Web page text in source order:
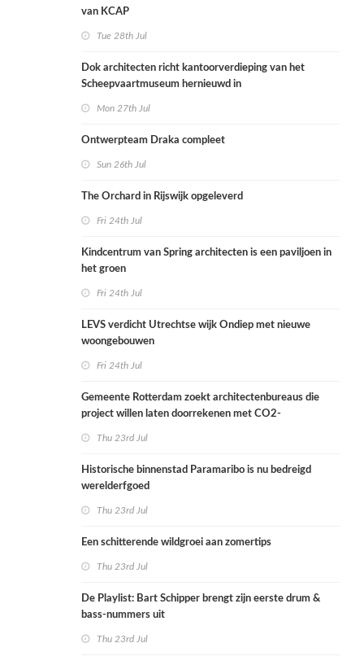
van KCAP
Tue 28th Jul
Dok architecten richt kantoorverdieping van het
Scheepvaartmuseum hernieuwd in
Mon 27th Jul
Ontwerpteam Draka compleet
Sun 26th Jul
The Orchard in Rijswijk opgeleverd
Fri 24th Jul
Kindcentrum van Spring architecten is een paviljoen in
het groen
Fri 24th Jul
LEVS verdicht Utrechtse wijk Ondiep met nieuwe
woongebouwen
Fri 24th Jul
Gemeente Rotterdam zoekt architectenbureaus die
project willen laten doorrekenen met CO2-
Thu 23rd Jul
Historische binnenstad Paramaribo is nu bedreigd
werelderfgoed
Thu 23rd Jul
Een schitterende wildgroei aan zomertips
Thu 23rd Jul
De Playlist: Bart Schipper brengt zijn eerste drum &
bass-nummers uit
Thu 23rd Jul